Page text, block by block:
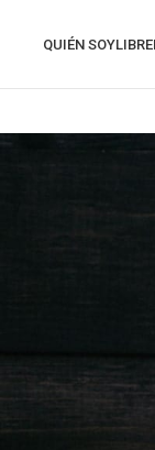
QUIÉN SOY